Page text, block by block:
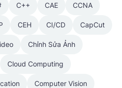
C++ CAE CCNA
CEH CI/CD CapCut
Chỉnh Sửa Ảnh
Cloud Computing
Computer Vision